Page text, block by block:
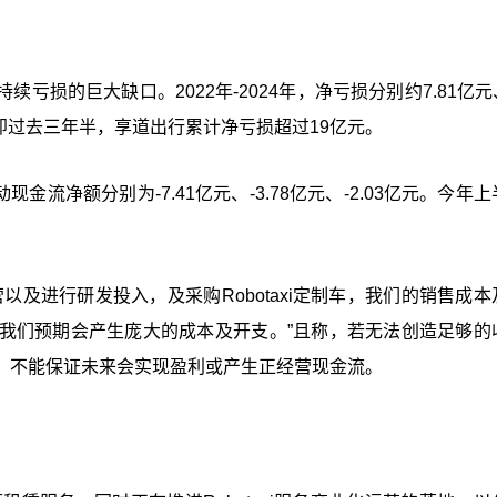
续亏损的巨大缺口。2022年-2024年，净亏损分别约7.81亿元
去三年半，享道出行累计净亏损超过19亿元。
金流净额分别为-7.41亿元、-3.78亿元、-2.03亿元。今年上
及进行研发投入，及采购Robotaxi定制车，我们的销售成本
们预期会产生庞大的成本及开支。”且称，若无法创造足够的
能保证未来会实现盈利或产生正经营现金流。